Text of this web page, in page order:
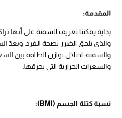
​​​​​​​المقدمة:
بداية يمكننا تعريف السمنة على أنها
والذي يلحق الضرر بصحة الفرد. ويعدّ
والسمنة: اختلال توازن الطاقة بين
والسعرات الحرارية التي يحرقها.
نسبة كتلة الجسم (BMI):